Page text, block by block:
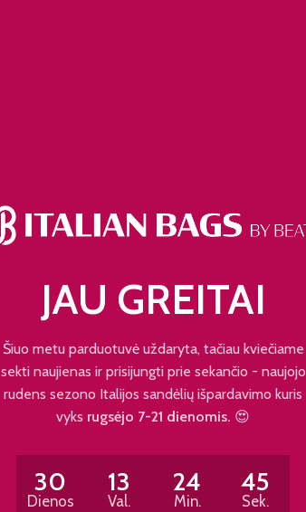
JAU GREITAI
Šiuo metu parduotuvė uždaryta, tačiau kviečiame
sekti naujienas ir prisijungti prie sekančio - naujojo
rudens sezono Italijos sandėlių išpardavimo kuris
vyks rugsėjo 7-21 dienomis. 😍
30
Dienos
13
Val.
24
Min.
45
Sek.